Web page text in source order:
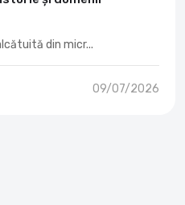
din micr...
09/07/2026